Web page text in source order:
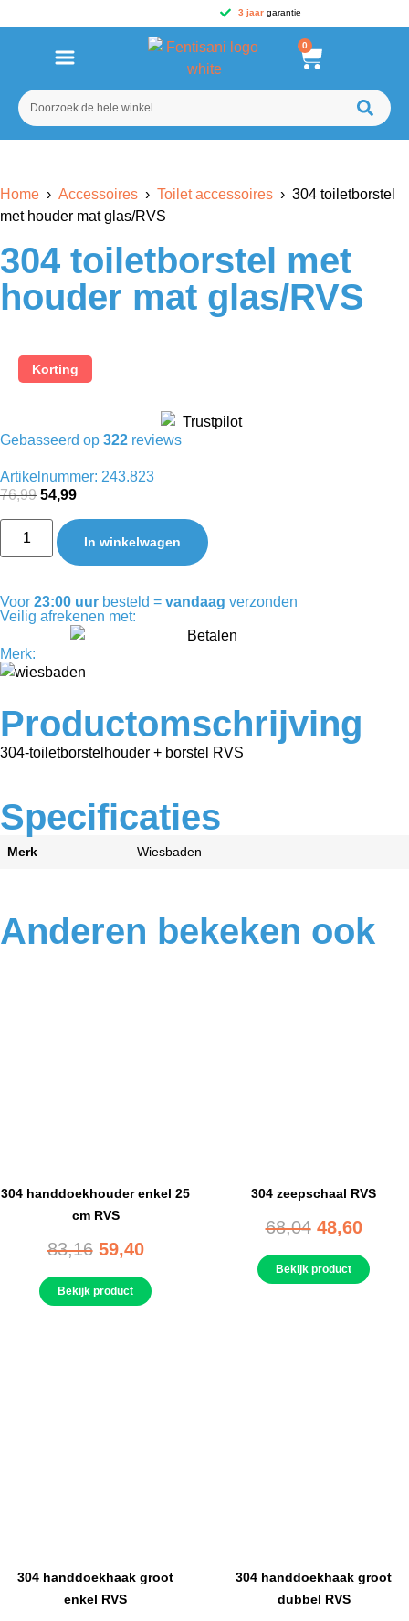
3 jaargarantie
0
Home › Accessoires › Toilet accessoires › 304 toiletborstel
met houder mat glas/RVS
304 toiletborstel met
houder mat glas/RVS
Korting
Gebasseerd op 322 reviews
Artikelnummer: 243.823
76,99 54,99
In winkelwagen
Voor 23:00 uur besteld = vandaag verzonden
Veilig afrekenen met:
Merk:
Productomschrijving
304-toiletborstelhouder + borstel RVS
Specificaties
Merk Wiesbaden
Anderen bekeken ook
304 handdoekhouder enkel 25
cm RVS
83,16 59,40
Bekijk product
304 zeepschaal RVS
68,04 48,60
Bekijk product
304 handdoekhaak groot
enkel RVS
304 handdoekhaak groot
dubbel RVS